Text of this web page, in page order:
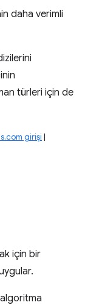
daha verimli
türleri için de
girişi |
için bir